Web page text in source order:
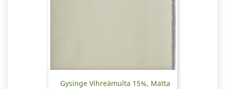
Gysinge Vihreämulta 15%, Matta